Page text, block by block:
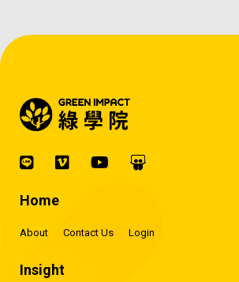
Home
About Contact Us Login
Insight